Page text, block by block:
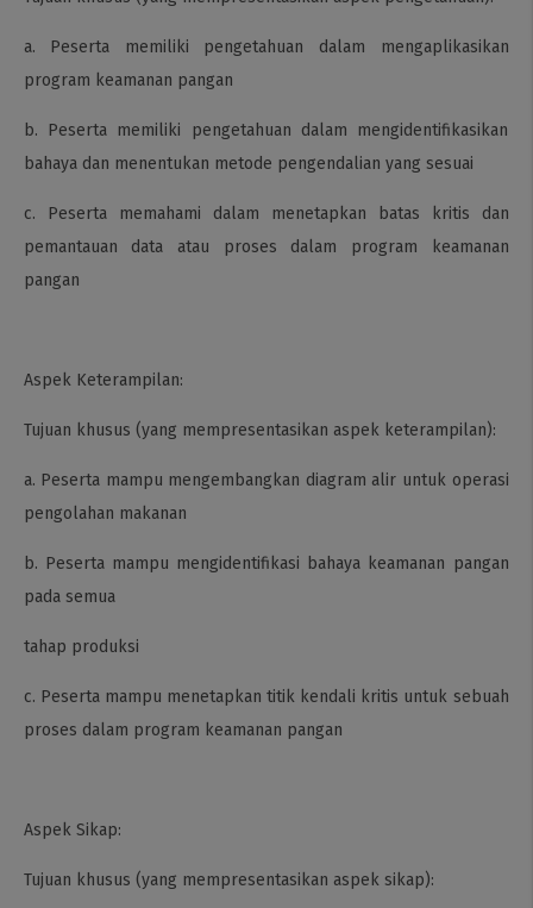
a. Peserta memiliki pengetahuan dalam mengaplikasikan
program keamanan pangan
b. Peserta memiliki pengetahuan dalam mengidentifikasikan
bahaya dan menentukan metode pengendalian yang sesuai
c. Peserta memahami dalam menetapkan batas kritis dan
pemantauan data atau proses dalam program keamanan
pangan
Aspek Keterampilan:
Tujuan khusus (yang mempresentasikan aspek keterampilan):
a. Peserta mampu mengembangkan diagram alir untuk operasi
pengolahan makanan
b. Peserta mampu mengidentifikasi bahaya keamanan pangan
pada semua
tahap produksi
c. Peserta mampu menetapkan titik kendali kritis untuk sebuah
proses dalam program keamanan pangan
Aspek Sikap:
Tujuan khusus (yang mempresentasikan aspek sikap):